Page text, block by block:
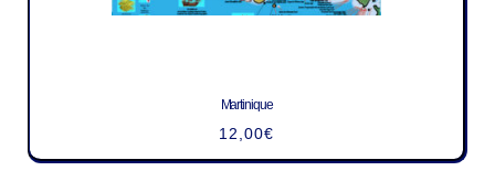
Martinique
12,00€